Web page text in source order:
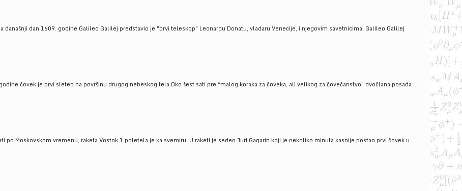
današnji dan 1609. godine Galileo Galilej predstavio je "prvi teleskop" Leonardu Donatu, vladaru Venecije, i njegovim savetnicima. Galileo Galilej
čovek je prvi sleteo na površinu drugog nebeskog tela.Oko šest sati pre “malog koraka za čoveka, ali velikog za čovečanstvo” dvočlana posada ...
po Moskovskom vremenu, raketa Vostok 1 poletela je ka svemiru. U raketi je sedeo Juri Gagarin koji je nekoliko minuta kasnije postao prvi čovek u ...